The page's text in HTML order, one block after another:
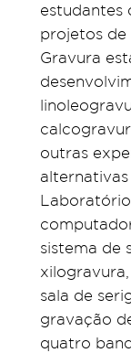
estudantes
projetos de
Gravura
outras
sistema de
sala de
gravação
quatro